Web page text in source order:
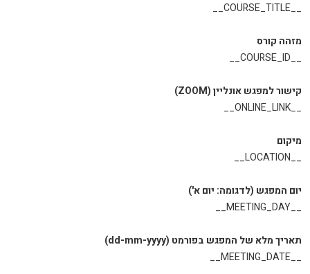
__COURSE_TITLE__
מזהה קורס
__COURSE_ID__
קישור למפגש אונליין (ZOOM)
__ONLINE_LINK__
מיקום
__LOCATION__
יום המפגש (לדגומה: יום א')
__MEETING_DAY__
תאריך מלא של המפגש בפורמט (dd-mm-yyyy)
__MEETING_DATE__